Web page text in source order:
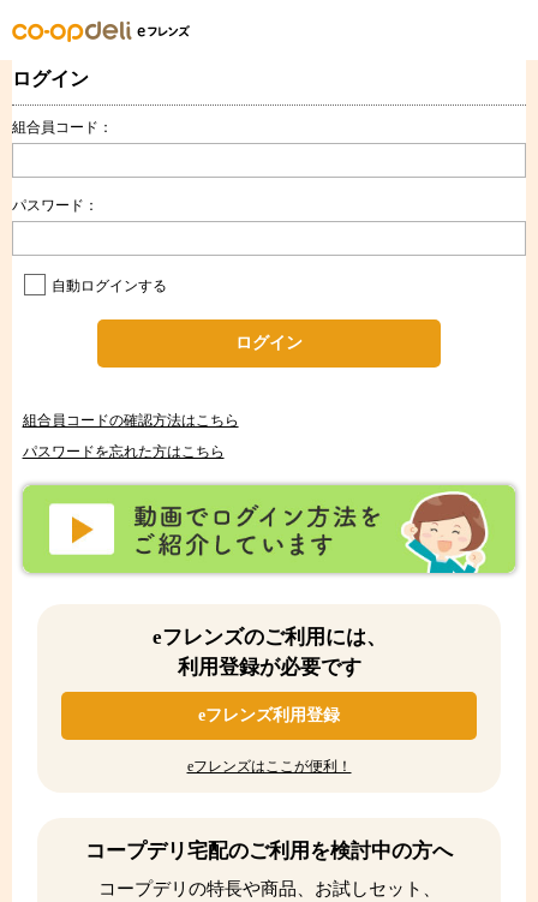
ログイン
組合員コード：
パスワード：
自動ログインする
ログイン
組合員コードの確認方法はこちら
パスワードを忘れた方はこちら
eフレンズのご利用には、
利用登録が必要です
eフレンズ利用登録
eフレンズはここが便利！
コープデリ宅配のご利用を検討中の方へ
コープデリの特長や商品、お試しセット、